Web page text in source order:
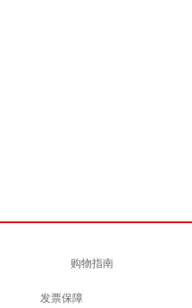
购物指南
发票保障